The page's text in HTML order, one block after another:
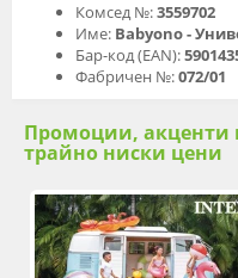
Комсед №:3559702
Име: Babyono -
Бар-код (EAN):
Фабричен №:072/01
Промоции, акценти
трайно ниски цени